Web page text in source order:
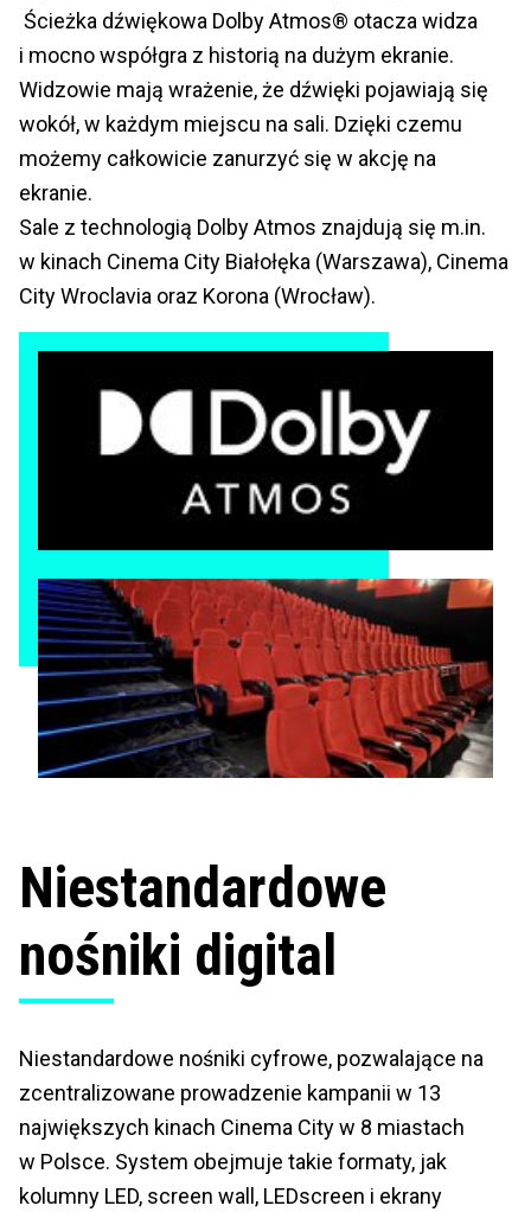
Ścieżka dźwiękowa Dolby Atmos® otacza widza
i mocno współgra z historią na dużym ekranie.
Widzowie mają wrażenie, że dźwięki pojawiają się
wokół, w każdym miejscu na sali. Dzięki czemu
możemy całkowicie zanurzyć się w akcję na
ekranie.
Sale z technologią Dolby Atmos znajdują się m.in.
w kinach Cinema City Białołęka (Warszawa), Cinema
City Wroclavia oraz Korona (Wrocław).
Niestandardowe
nośniki digital
Niestandardowe nośniki cyfrowe, pozwalające na
zcentralizowane prowadzenie kampanii w 13
największych kinach Cinema City w 8 miastach
w Polsce. System obejmuje takie formaty, jak
kolumny LED, screen wall, LEDscreen i ekrany